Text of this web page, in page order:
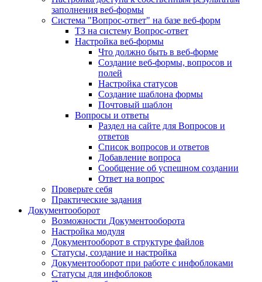
заполнения веб-формы
Система "Вопрос-ответ" на базе веб-форм
ТЗ на систему Вопрос-ответ
Настройка веб-формы
Что должно быть в веб-форме
Создание веб-формы, вопросов и
полей
Настройка статусов
Создание шаблона формы
Почтовый шаблон
Вопросы и ответы
Раздел на сайте для Вопросов и
ответов
Список вопросов и ответов
Добавление вопроса
Сообщение об успешном создании
Ответ на вопрос
Проверьте себя
Практические задания
Документооборот
Возможности Документооборота
Настройка модуля
Документооборот в структуре файлов
Статусы, создание и настройка
Документооборот при работе с инфоблоками
Статусы для инфоблоков